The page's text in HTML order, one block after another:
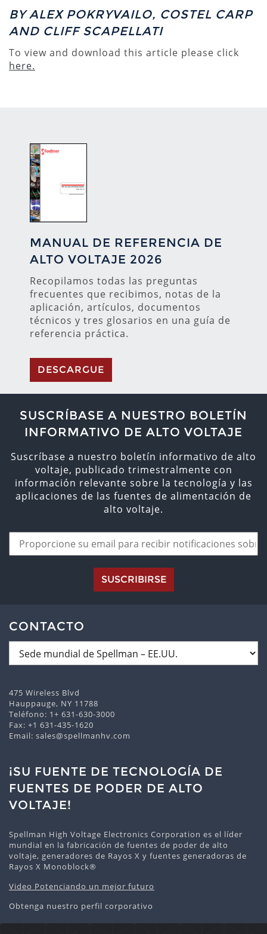
BY ALEX POKRYVAILO, COSTEL CARP
AND CLIFF SCAPELLATI
To view and download this article please click
here.
MANUAL DE REFERENCIA DE
ALTO VOLTAJE 2026
Recopilamos todas las preguntas
frecuentes que recibimos, notas de la
aplicación, artículos, documentos
técnicos y tres glosarios en una guía de
referencia práctica.
DESCARGUE
SUSCRÍBASE A NUESTRO BOLETÍN
INFORMATIVO DE ALTO VOLTAJE
Suscríbase a nuestro boletín informativo de alto
voltaje, publicado trimestralmente con
información relevante sobre la tecnología y las
aplicaciones de las fuentes de alimentación de
alto voltaje.
SUSCRIBIRSE
CONTACTO
475 Wireless Blvd
Hauppauge, NY 11788
Teléfono: 1+ 631-630-3000
Fax: +1 631-435-1620
Email: sales@spellmanhv.com
¡SU FUENTE DE TECNOLOGÍA DE
FUENTES DE PODER DE ALTO
VOLTAJE!
Spellman High Voltage Electronics Corporation es el líder
mundial en la fabricación de fuentes de poder de alto
voltaje, generadores de Rayos X y fuentes generadoras de
Rayos X Monoblock®
Video Potenciando un mejor futuro
Obtenga nuestro perfil corporativo